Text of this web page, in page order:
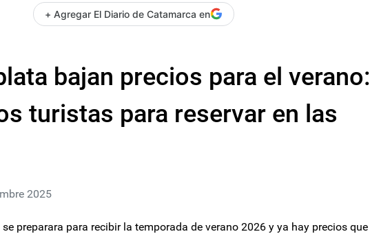
+ Agregar El Diario de Catamarca en
bajan precios para el verano:
turistas para reservar en las
2025
preparara para recibir la temporada de verano 2026 y ya hay precios que